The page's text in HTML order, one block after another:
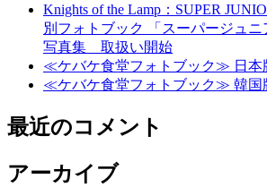
Knights of the Lamp：SUPER
別フォトブック 「スーパージュ
写真集 取扱い開始
≪ケバケ食堂フォトブック≫ 日本
≪ケバケ食堂フォトブック≫ 韓国
最近のコメント
アーカイブ